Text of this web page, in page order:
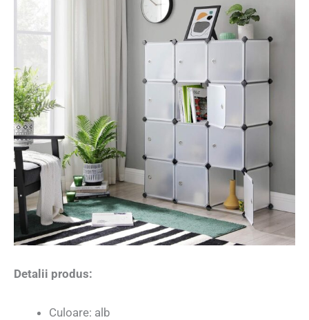
Detalii produs:
Culoare: alb